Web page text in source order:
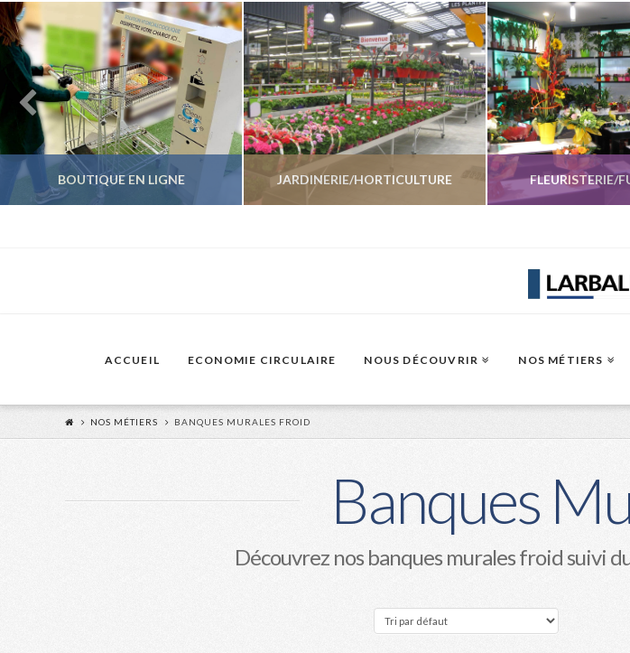
BOUTIQUE EN LIGNE JARDINERIE/HORTICULTURE FLEURISTERIE/
VOIR LES
ACCUEIL ECONOMIE CIRCULAIRE NOUS DÉCOUVRIR NOS MÉTIERS
NOS MÉTIERS BANQUES MURALES FROID
Banques
Découvrez nos banques murales froid suivi